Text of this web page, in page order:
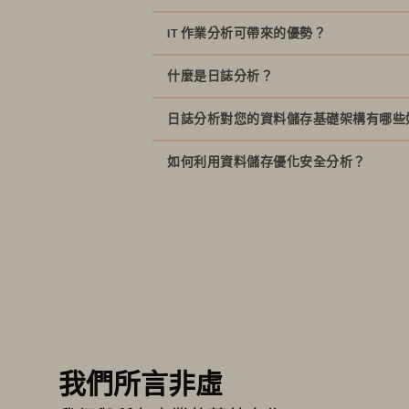
IT 作業分析可帶來的優勢？
對 IT 基礎架構健康狀況的例行監控
能夠進行預測，以避免速度下降、服務
能掌握需求的波動，以提升容量的利用率
提供即時路線圖，可用來調校並改善您的
什麼是日誌分析？
日誌分析對您的資料儲存基礎架構有哪些
能深入了解儲存陣列的安全性和健康情形
如何利用資料儲存優化安全分析？
我們所言非虛